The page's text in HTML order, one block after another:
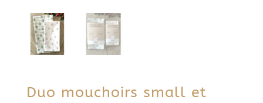
Duo mouchoirs small et